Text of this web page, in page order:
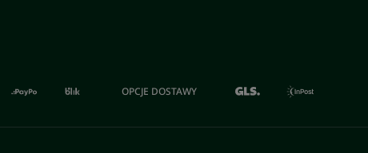
OPCJE DOSTAWY